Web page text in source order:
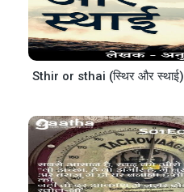
Sthir or sthai (स्थिर और स्थाई)